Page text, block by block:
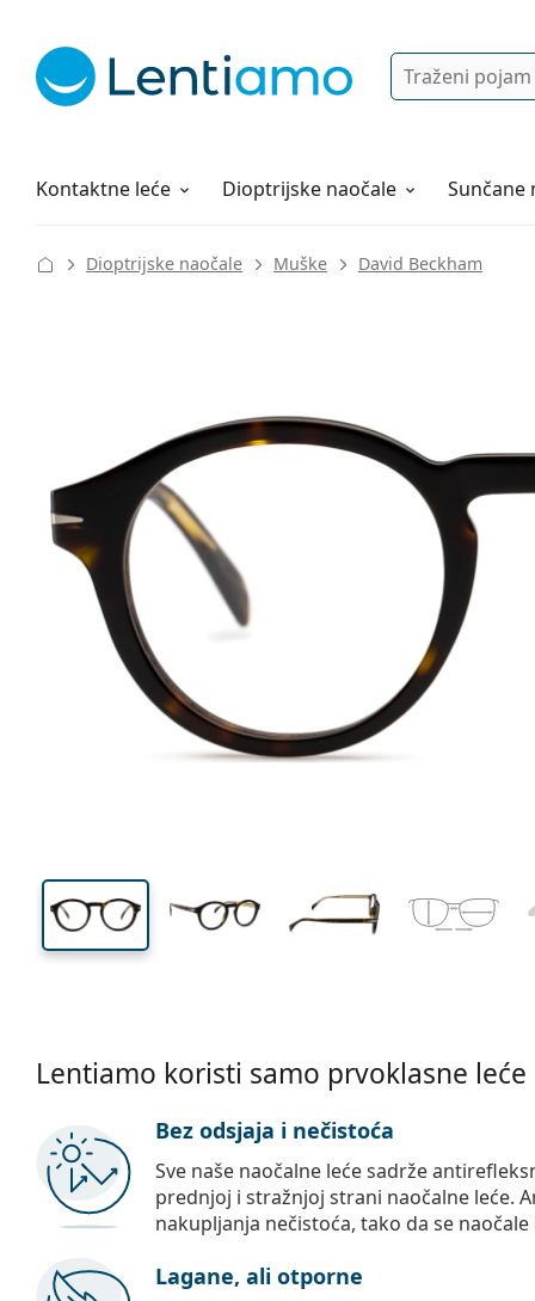
Pretraga
Kontaktne leće
Otopine za leće Dioptrijske naočale Sunčane
Sve o kupovini
Dioptrijske naočale Muške David Beckham
43 mm
Visina leće
46 mm
Širina leće
Lentiamo koristi samo prvoklasne leće
Bez odsjaja i nečistoća
Sve naše naočalne leće sadrže
prednjoj i stražnjoj strani naočalne leće.
nakupljanja nečistoća, tako da se naočale
Lagane, ali otporne